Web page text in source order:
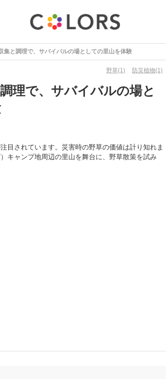
集と調理で、サバイバルの場としての里山を体験
野草(1) 防災植物(1)
理で、サバイバルの場と
目されています。災害時の野草の価値は計り知れま
キャンプ地周辺の里山を舞台に、野草散策を試み